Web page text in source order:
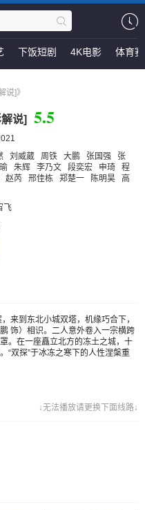
下饭短剧 4K电影 体育
说]》
说] 5.5
刘威葳 周铁 大鹏 张国强
张
朱辉 李乃文 段奕宏 申琦
程
赵芮 邢佳栋 郑楚一 陈明昊
高
飞
来到东北小城双塔，机缘巧合下，
饰）相识。二人意外卷入一宗横跨
。在一座矗立北方的冻土之城，十
“双探”于冰冻之寒下的人性涅槃重
↓无法播放请更换下面线路↓